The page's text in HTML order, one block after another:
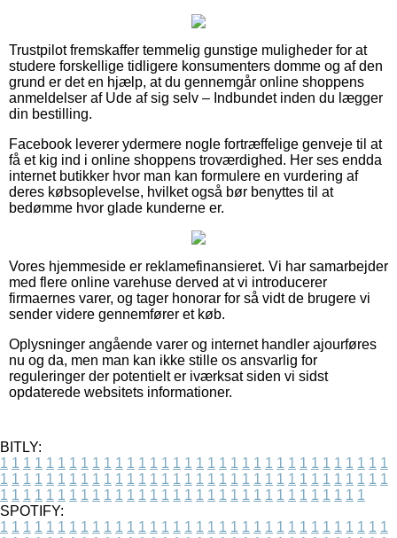
Trustpilot fremskaffer temmelig gunstige muligheder for at
studere forskellige tidligere konsumenters domme og af den
grund er det en hjælp, at du gennemgår online shoppens
anmeldelser af Ude af sig selv – Indbundet inden du lægger
din bestilling.
Facebook leverer ydermere nogle fortræffelige genveje til at
få et kig ind i online shoppens troværdighed. Her ses endda
internet butikker hvor man kan formulere en vurdering af
deres købsoplevelse, hvilket også bør benyttes til at
bedømme hvor glade kunderne er.
Vores hjemmeside er reklamefinansieret. Vi har samarbejder
med flere online varehuse derved at vi introducerer
firmaernes varer, og tager honorar for så vidt de brugere vi
sender videre gennemfører et køb.
Oplysninger angående varer og internet handler ajourføres
nu og da, men man kan ikke stille os ansvarlig for
reguleringer der potentielt er iværksat siden vi sidst
opdaterede websitets informationer.
BITLY:
1 1 1 1 1 1 1 1 1 1 1 1 1 1 1 1 1 1 1 1 1 1 1 1 1 1 1 1 1 1 1 1 1 1
1 1 1 1 1 1 1 1 1 1 1 1 1 1 1 1 1 1 1 1 1 1 1 1 1 1 1 1 1 1 1 1 1 1
1 1 1 1 1 1 1 1 1 1 1 1 1 1 1 1 1 1 1 1 1 1 1 1 1 1 1 1 1 1 1 1
SPOTIFY:
1 1 1 1 1 1 1 1 1 1 1 1 1 1 1 1 1 1 1 1 1 1 1 1 1 1 1 1 1 1 1 1 1 1